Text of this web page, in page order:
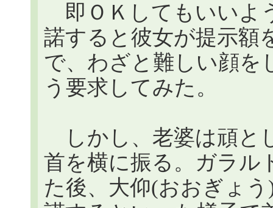
即ＯＫしてもいいよ
諾すると彼女が提示額
で、わざと難しい顔を
う要求してみた。
しかし、老婆は頑と
首を横に振る。ガラル
た後、大仰(おおぎょ